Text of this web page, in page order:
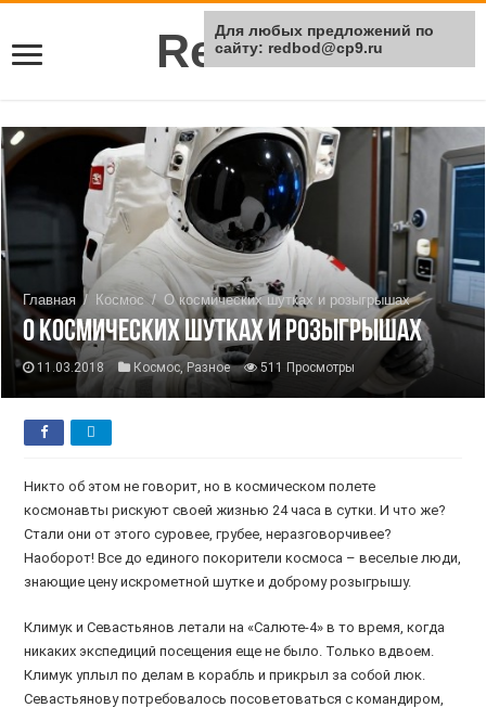
Rei Red
Главная / Космос / О космических шутках и розыгрышах
О космических шутках и розыгрышах
11.03.2018 Космос, Разное 511 Просмотры
Никто об этом не говорит, но в космическом полете
космонавты рискуют своей жизнью 24 часа в сутки. И что же?
Стали они от этого суровее, грубее, неразговорчивее?
Наоборот! Все до единого покорители космоса – веселые люди,
знающие цену искрометной шутке и доброму розыгрышу.
Климук и Севастьянов летали на «Салюте-4» в то время, когда
никаких экспедиций посещения еще не было. Только вдвоем.
Климук уплыл по делам в корабль и прикрыл за собой люк.
Севастьянову потребовалось посоветоваться с командиром,
Для любых предложений по
сайту: redbod@cp9.ru